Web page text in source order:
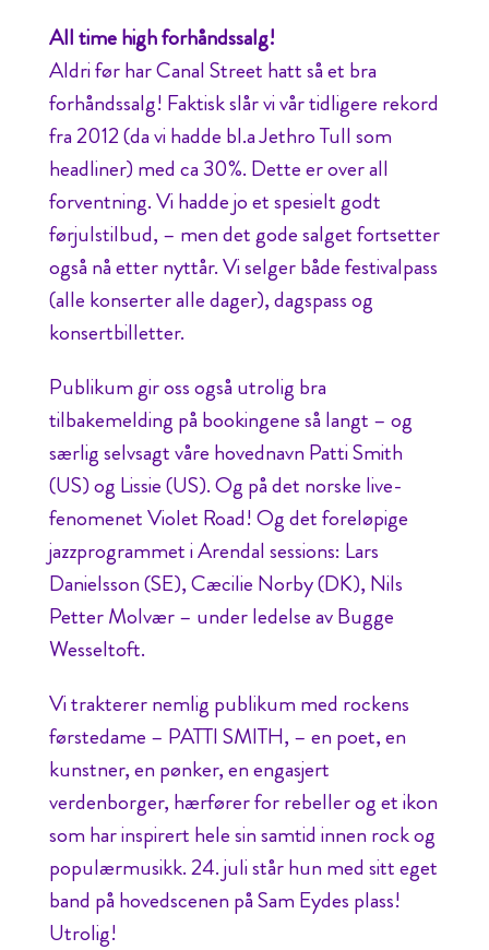
All time high forhåndssalg!
Aldri før har Canal Street hatt så et bra
forhåndssalg! Faktisk slår vi vår tidligere rekord
fra 2012 (da vi hadde bl.a Jethro Tull som
headliner) med ca 30%. Dette er over all
forventning. Vi hadde jo et spesielt godt
førjulstilbud, – men det gode salget fortsetter
også nå etter nyttår. Vi selger både festivalpass
(alle konserter alle dager), dagspass og
konsertbilletter.
Publikum gir oss også utrolig bra
tilbakemelding på bookingene så langt – og
særlig selvsagt våre hovednavn Patti Smith
(US) og Lissie (US). Og på det norske live-
fenomenet Violet Road! Og det foreløpige
jazzprogrammet i Arendal sessions: Lars
Danielsson (SE), Cæcilie Norby (DK), Nils
Petter Molvær – under ledelse av Bugge
Wesseltoft.
Vi trakterer nemlig publikum med rockens
førstedame – PATTI SMITH, – en poet, en
kunstner, en pønker, en engasjert
verdenborger, hærfører for rebeller og et ikon
som har inspirert hele sin samtid innen rock og
populærmusikk. 24. juli står hun med sitt eget
band på hovedscenen på Sam Eydes plass!
Utrolig!